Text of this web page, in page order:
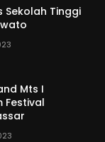
Sekolah Tinggi
Mts I
Festival